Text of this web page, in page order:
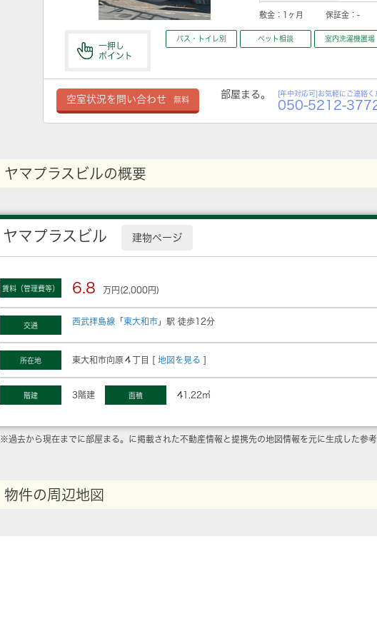
敷金： 1ヶ月 保証金： -
一押し
ポイント
バス・トイレ別 ペット相談 室内洗濯機置場
空室状況を問い合わせ 無料
部屋まる。 [年中対応可]お気軽にご連絡く
050-5212-
ヤマプラスビルの概要
ヤマプラスビル 建物ページ
賃料（管理費等） 6.8 万円(2,000円)
交通 西武拝島線 「 東大和市 」駅 徒歩12分
所在地 東大和市向原４丁目 [ 地図を見る ]
階建 3階建 面積 41.22㎡
※過去から現在までに部屋まる。に掲載された不動産情報と提携先の地図情報を元に生成した参考
物件の周辺地図